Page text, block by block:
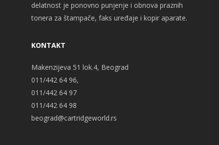
delatnost je ponovno punjenje i obnova praznih
tonera za štampače, faks uređaje i kopir aparate.
KONTAKT
Makenzijeva 51 lok.4, Beograd
011/442 64 96,
011/442 64 97
011/442 64 98
beograd@cartridgeworld.rs